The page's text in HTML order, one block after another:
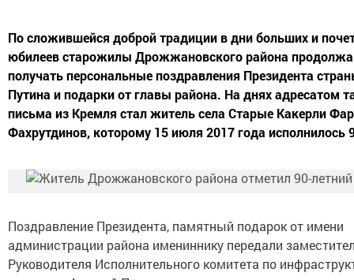
По сложившейся доброй традиции в дни больших и
юбилеев старожилы Дрожжановского района
получать персональные поздравления Президента
Путина и подарки от главы района. На днях адресатом
письма из Кремля стал житель села Старые Какерли
Фахрутдинов, которому 15 июля 2017 года исполнилось
Поздравление Президента, памятный подарок от имени
администрации района имениннику передали
Руководителя Исполнительного комитета по